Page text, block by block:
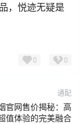
，悦迹无疑是
0 0
通配
官网售价揭秘：高
值体验的完美融合